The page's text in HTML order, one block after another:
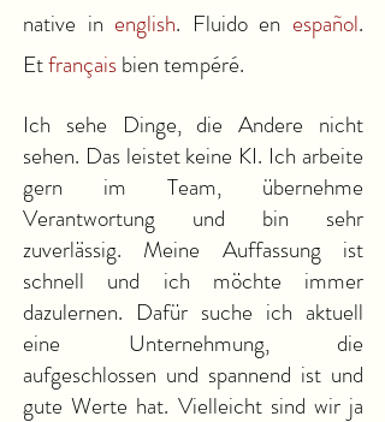
native in english. Fluido en español.
Etfrançaisbien tempéré.
Ich sehe Dinge, die Andere nicht
sehen. Das leistet keine KI. Ich arbeite
gern im Team, übernehme
Verantwortung und bin sehr
zuverlässig. Meine Auffassung ist
schnell und ich möchte immer
dazulernen. Dafür suche ich aktuell
eine Unternehmung, die
aufgeschlossen und spannend ist und
gute Werte hat. Vielleicht sind wir ja